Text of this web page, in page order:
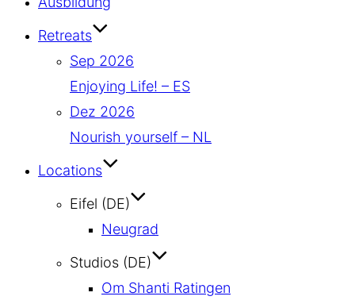
Retreats
Sep 2026
Enjoying Life! – ES
Dez 2026
Nourish yourself – NL
Locations
Eifel (DE)
Neugrad
Studios (DE)
Om Shanti Ratingen